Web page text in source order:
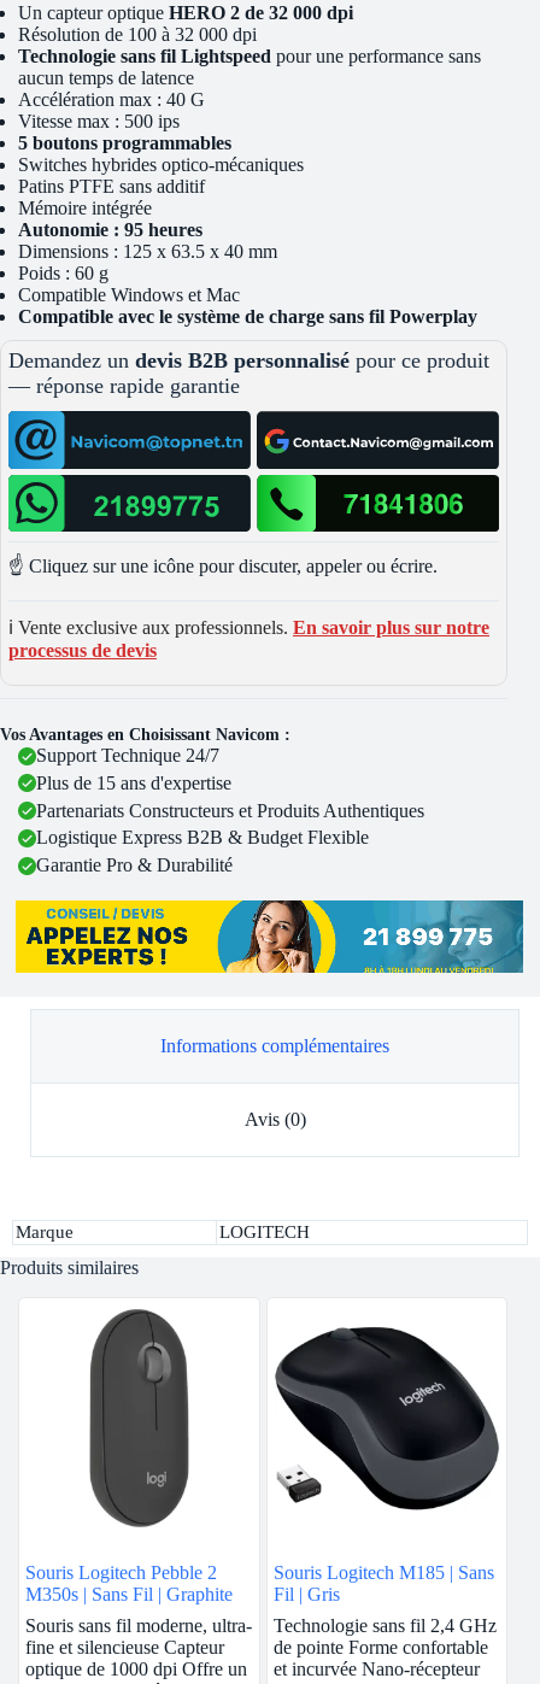
Un capteur optique HERO 2 de 32 000 dpi
Résolution de 100 à 32 000 dpi
Technologie sans fil Lightspeed pour une performance sans
aucun temps de latence
Accélération max : 40 G
Vitesse max : 500 ips
5 boutons programmables
Switches hybrides optico-mécaniques
Patins PTFE sans additif
Mémoire intégrée
Autonomie : 95 heures
Dimensions : 125 x 63.5 x 40 mm
Poids : 60 g
Compatible Windows et Mac
Compatible avec le système de charge sans fil Powerplay
Demandez un devis B2B personnalisé pour ce produit
— réponse rapide garantie
☝️ Cliquez sur une icône pour discuter, appeler ou écrire.
ℹ️ Vente exclusive aux professionnels. En savoir plus sur notre
processus de devis
Vos Avantages en Choisissant Navicom :
Support Technique 24/7
Plus de 15 ans d'expertise
Partenariats Constructeurs et Produits Authentiques
Logistique Express B2B & Budget Flexible
Garantie Pro & Durabilité
Informations complémentaires
Avis (0)
Marque LOGITECH
Produits similaires
Souris Logitech Pebble 2
M350s | Sans Fil | Graphite
Souris sans fil moderne, ultra-
fine et silencieuse Capteur
optique de 1000 dpi Offre un
Souris Logitech M185 | Sans
Fil | Gris
Technologie sans fil 2,4 GHz
de pointe Forme confortable
et incurvée Nano-récepteur